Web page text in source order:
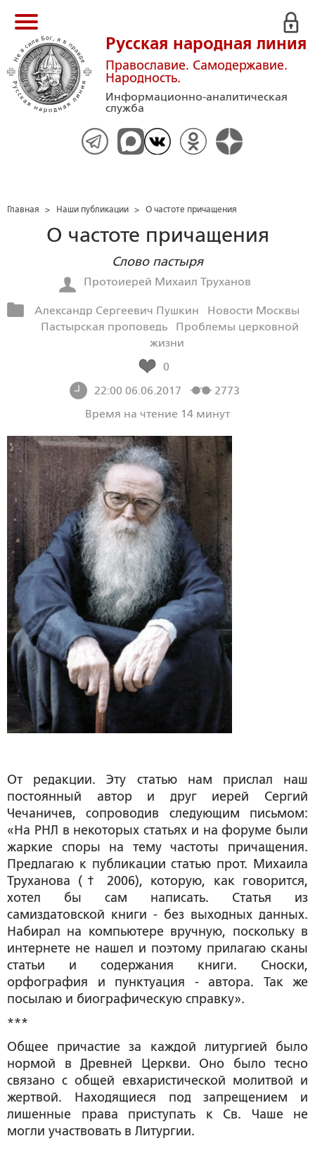
Русская народная линия
Православие. Самодержавие.
Народность.
Информационно-аналитическая
служба
Главная > Наши публикации > О частоте причащения
О частоте причащения
Слово пастыря
Протоиерей Михаил Труханов
Александр Сергеевич Пушкин
Новости Москвы
Пастырская проповедь
Проблемы церковной
жизни
0
22:00 06.06.2017
2773
Время на чтение 14 минут
От редакции. Эту статью нам прислал наш
постоянный автор и друг иерей Сергий
Чечаничев, сопроводив следующим письмом:
«На РНЛ в некоторых статьях и на форуме были
жаркие споры на тему частоты причащения.
Предлагаю к публикации статью прот. Михаила
Труханова ( †
2006), которую, как говорится,
хотел бы сам написать. Статья из
самиздатовской книги - без выходных данных.
Набирал на компьютере вручную, поскольку в
интернете не нашел и поэтому прилагаю сканы
статьи и содержания книги. Сноски,
орфография и пунктуация - автора. Так же
посылаю и биографическую справку».
***
Общее причастие за каждой литургией было
нормой в Древней Церкви. Оно было тесно
связано с общей евхаристической молитвой и
жертвой. Находящиеся под запрещением и
лишенные права приступать к Св. Чаше не
могли участвовать в Литургии.